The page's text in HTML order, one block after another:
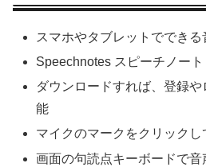
スマホやタブレットでできる
Speechnotes スピーチノー
ダウンロードすれば、登録
能
マイクのマークをクリック
画面の句読点キーボードで